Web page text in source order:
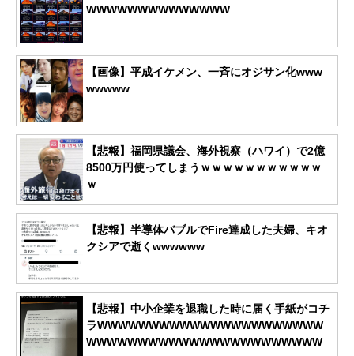
WWWWWWWWWWWWWW
【画像】平成イケメン、一斉にオジサン化www
wwwww
【悲報】福岡県議会、海外視察（ハワイ）で2億
8500万円使ってしまうｗｗｗｗｗｗｗｗｗｗｗ
ｗ
【悲報】半導体バブルでFire達成した夫婦、キオ
クシアで逝くwwwwww
【悲報】中小企業を退職した時に届く手紙がコチ
ラWWWWWWWWWWWWWWWWWWWWWW
WWWWWWWWWWWWWWWWWWWWWWW